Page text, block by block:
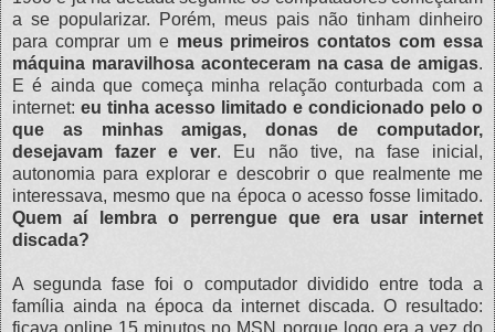
a se popularizar. Porém, meus pais não tinham dinheiro
para comprar um e meus primeiros contatos com essa
máquina maravilhosa aconteceram na casa de amigas.
E é ainda que começa minha relação conturbada com a
internet: eu tinha acesso limitado e condicionado pelo o
que as minhas amigas, donas de computador,
desejavam fazer e ver. Eu não tive, na fase inicial,
autonomia para explorar e descobrir o que realmente me
interessava, mesmo que na época o acesso fosse limitado.
Quem aí lembra o perrengue que era usar internet
discada?
A segunda fase foi o computador dividido entre toda a
família ainda na época da internet discada. O resultado:
ficava online 15 minutos no MSN porque logo era a vez do